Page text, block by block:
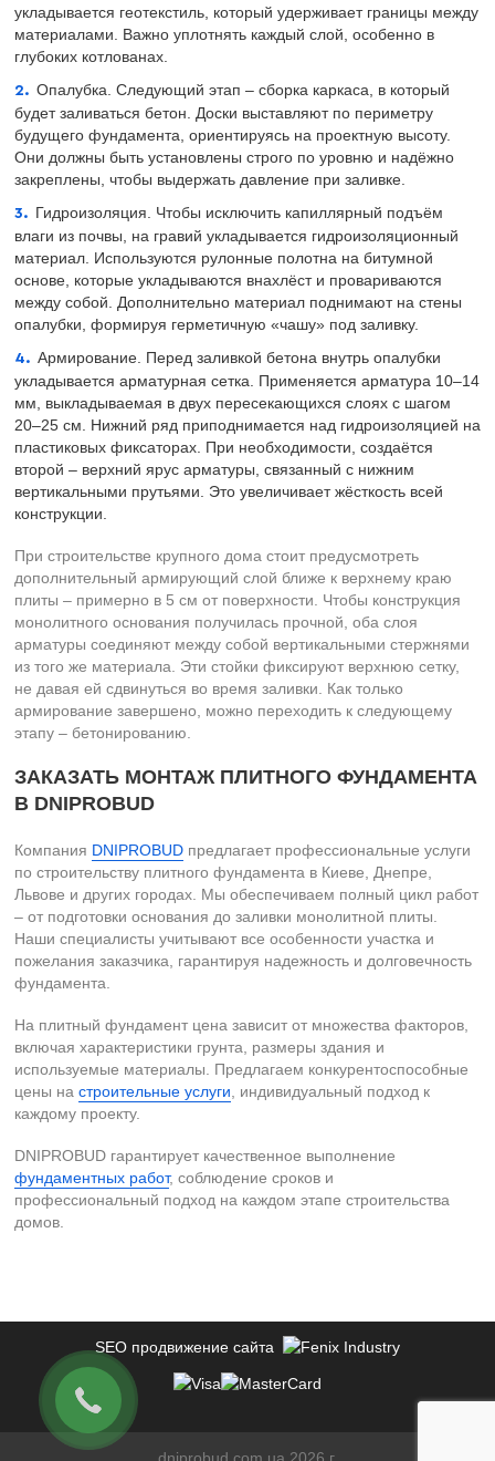
укладывается геотекстиль, который удерживает границы между
материалами. Важно уплотнять каждый слой, особенно в
глубоких котлованах.
Опалубка. Следующий этап – сборка каркаса, в который
будет заливаться бетон. Доски выставляют по периметру
будущего фундамента, ориентируясь на проектную высоту.
Они должны быть установлены строго по уровню и надёжно
закреплены, чтобы выдержать давление при заливке.
Гидроизоляция. Чтобы исключить капиллярный подъём
влаги из почвы, на гравий укладывается гидроизоляционный
материал. Используются рулонные полотна на битумной
основе, которые укладываются внахлёст и провариваются
между собой. Дополнительно материал поднимают на стены
опалубки, формируя герметичную «чашу» под заливку.
Армирование. Перед заливкой бетона внутрь опалубки
укладывается арматурная сетка. Применяется арматура 10–14
мм, выкладываемая в двух пересекающихся слоях с шагом
20–25 см. Нижний ряд приподнимается над гидроизоляцией на
пластиковых фиксаторах. При необходимости, создаётся
второй – верхний ярус арматуры, связанный с нижним
вертикальными прутьями. Это увеличивает жёсткость всей
конструкции.
При строительстве крупного дома стоит предусмотреть
дополнительный армирующий слой ближе к верхнему краю
плиты – примерно в 5 см от поверхности. Чтобы конструкция
монолитного основания получилась прочной, оба слоя
арматуры соединяют между собой вертикальными стержнями
из того же материала. Эти стойки фиксируют верхнюю сетку,
не давая ей сдвинуться во время заливки. Как только
армирование завершено, можно переходить к следующему
этапу – бетонированию.
ЗАКАЗАТЬ МОНТАЖ ПЛИТНОГО ФУНДАМЕНТА
В DNIPROBUD
Компания DNIPROBUD предлагает профессиональные услуги
по строительству плитного фундамента в Киеве, Днепре,
Львове и других городах. Мы обеспечиваем полный цикл работ
– от подготовки основания до заливки монолитной плиты.
Наши специалисты учитывают все особенности участка и
пожелания заказчика, гарантируя надежность и долговечность
фундамента.​
На плитный фундамент цена зависит от множества факторов,
включая характеристики грунта, размеры здания и
используемые материалы. Предлагаем конкурентоспособные
цены на строительные услуги , индивидуальный подход к
каждому проекту.​
DNIPROBUD гарантирует качественное выполнение
фундаментных работ, соблюдение сроков и
профессиональный подход на каждом этапе строительства
домов.
SEO продвижение сайта